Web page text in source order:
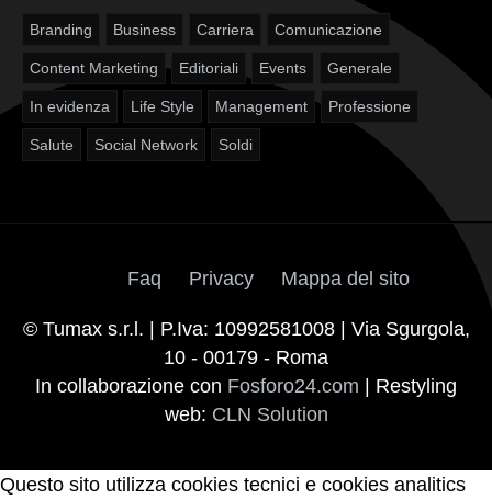
Branding Business Carriera Comunicazione
Content Marketing Editoriali Events Generale
In evidenza Life Style Management Professione
Salute Social Network Soldi
Faq Privacy Mappa del sito
© Tumax s.r.l. | P.Iva: 10992581008 | Via Sgurgola,
10 - 00179 - Roma
In collaborazione con Fosforo24.com | Restyling
web: CLN Solution
Questo sito utilizza cookies tecnici e cookies analitics